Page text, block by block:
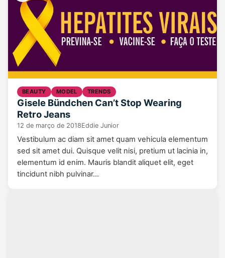
BEAUTY MODEL TRENDS
Gisele Bündchen Can’t Stop Wearing
Retro Jeans
12 de março de 2018Eddie Junior
Vestibulum ac diam sit amet quam vehicula elementum
sed sit amet dui. Quisque velit nisi, pretium ut lacinia in,
elementum id enim. Mauris blandit aliquet elit, eget
tincidunt nibh pulvinar…